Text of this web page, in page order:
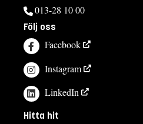
013-28 10 00
Följ oss
Facebook
Instagram
LinkedIn
Hitta hit